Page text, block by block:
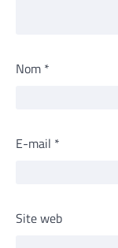
Nom *
E-mail *
Site web